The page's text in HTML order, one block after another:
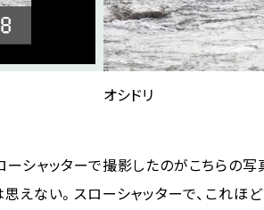
オシドリ
ーシャッターで撮影したのがこちらの
思えない。スローシャッターで、これほ